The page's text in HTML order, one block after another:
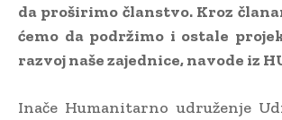
da proširimo članstvo. Kroz
ćemo da podržimo i ostale
razvoj naše zajednice, navode iz
Inače Humanitarno udruženje